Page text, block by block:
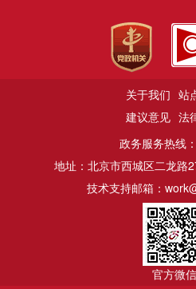
关于我们 站
建议意见 法
政务服务热线
地址：北京市西城区二龙路
技术支持邮箱：
官方微信